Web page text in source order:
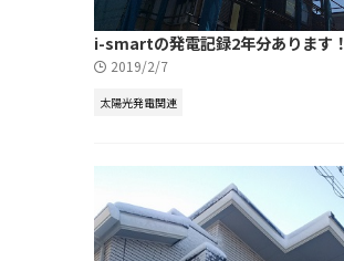
i-smartの発電記録2年分あります！
2019/2/7
太陽光発電関連